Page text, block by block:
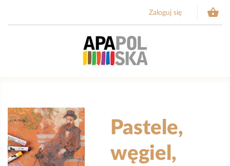
Zaloguj się 
Pastele,
węgiel,